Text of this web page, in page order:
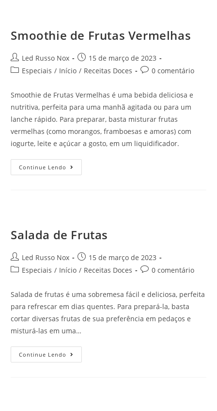
Smoothie de Frutas Vermelhas
Led Russo Nox
15 de março de 2023
Especiais / Início / Receitas Doces 0 comentário
Smoothie de Frutas Vermelhas é uma bebida deliciosa e
nutritiva, perfeita para uma manhã agitada ou para um
lanche rápido. Para preparar, basta misturar frutas
vermelhas (como morangos, framboesas e amoras) com
iogurte, leite e açúcar a gosto, em um liquidificador.
Continue Lendo
Salada de Frutas
Led Russo Nox
15 de março de 2023
Especiais / Início / Receitas Doces 0 comentário
Salada de frutas é uma sobremesa fácil e deliciosa, perfeita
para refrescar em dias quentes. Para prepará-la, basta
cortar diversas frutas de sua preferência em pedaços e
misturá-las em uma…
Continue Lendo